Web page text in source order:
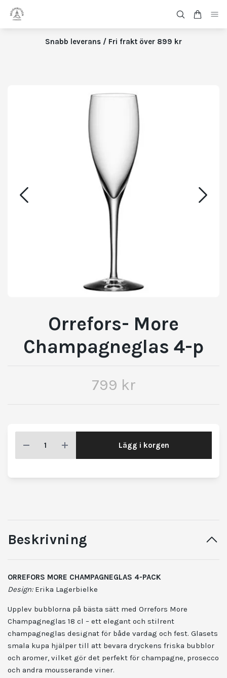
Snabb leverans / Fri frakt över 899 kr
Orrefors- More
Champagneglas 4-p
799 kr
Lägg i korgen
Beskrivning
ORREFORS MORE CHAMPAGNEGLAS 4-PACK
Design:Erika Lagerbielke
Upplev bubblorna på bästa sätt med Orrefors More
Champagneglas 18 cl – ett elegant och stilrent
champagneglas designat för både vardag och fest. Glasets
smala kupa hjälper till att bevara dryckens friska bubblor
och aromer, vilket gör det perfekt för champagne, prosecco
och andra mousserande viner.